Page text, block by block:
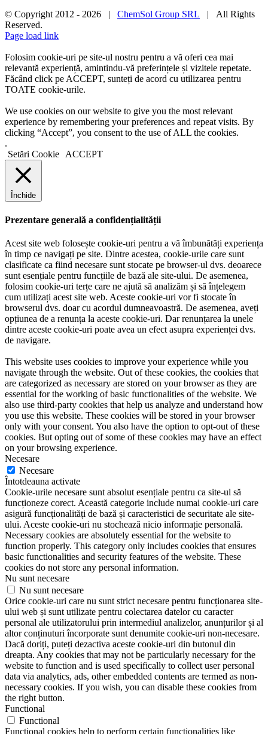
© Copyright 2012 - 2026 | ChemSol Group SRL | All Rights
Reserved.
Page load link
Folosim cookie-uri pe site-ul nostru pentru a vă oferi cea mai
relevantă experiență, amintindu-vă preferințele și vizitele repetate.
Făcând click pe ACCEPT, sunteți de acord cu utilizarea pentru
TOATE cookie-urile.
We use cookies on our website to give you the most relevant
experience by remembering your preferences and repeat visits. By
clicking “Accept”, you consent to the use of ALL the cookies.
.
Setări Cookie
ACCEPT
Închide
Prezentare generală a confidențialității
Acest site web folosește cookie-uri pentru a vă îmbunătăți experiența
în timp ce navigați pe site. Dintre acestea, cookie-urile care sunt
clasificate ca fiind necesare sunt stocate pe browser-ul dvs. deoarece
sunt esențiale pentru funcțiile de bază ale site-ului. De asemenea,
folosim cookie-uri terțe care ne ajută să analizăm și să înțelegem
cum utilizați acest site web. Aceste cookie-uri vor fi stocate în
browserul dvs. doar cu acordul dumneavoastră. De asemenea, aveți
opțiunea de a renunța la aceste cookie-uri. Dar renunțarea la unele
dintre aceste cookie-uri poate avea un efect asupra experienței dvs.
de navigare.
This website uses cookies to improve your experience while you
navigate through the website. Out of these cookies, the cookies that
are categorized as necessary are stored on your browser as they are
essential for the working of basic functionalities of the website. We
also use third-party cookies that help us analyze and understand how
you use this website. These cookies will be stored in your browser
only with your consent. You also have the option to opt-out of these
cookies. But opting out of some of these cookies may have an effect
on your browsing experience.
Necesare
Necesare
Întotdeauna activate
Cookie-urile necesare sunt absolut esențiale pentru ca site-ul să
funcționeze corect. Această categorie include numai cookie-uri care
asigură funcționalități de bază și caracteristici de securitate ale site-
ului. Aceste cookie-uri nu stochează nicio informație personală.
Necessary cookies are absolutely essential for the website to
function properly. This category only includes cookies that ensures
basic functionalities and security features of the website. These
cookies do not store any personal information.
Nu sunt necesare
Nu sunt necesare
Orice cookie-uri care nu sunt strict necesare pentru funcționarea site-
ului web și sunt utilizate pentru colectarea datelor cu caracter
personal ale utilizatorului prin intermediul analizelor, anunțurilor și al
altor conținuturi încorporate sunt denumite cookie-uri non-necesare.
Dacă doriți, puteți dezactiva aceste cookie-uri din butonul din
dreapta. Any cookies that may not be particularly necessary for the
website to function and is used specifically to collect user personal
data via analytics, ads, other embedded contents are termed as non-
necessary cookies. If you wish, you can disable these cookies from
the right button.
Functional
Functional
Functional cookies help to perform certain functionalities like